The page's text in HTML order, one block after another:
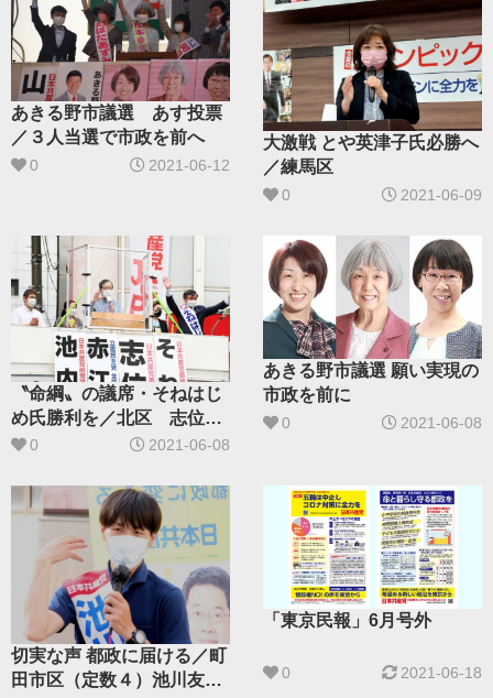
あきる野市議選 あす投票
／３人当選で市政を前へ
0 2021-06-12
大激戦 とや英津子氏必勝へ
／練馬区
0 2021-06-09
〝命綱〟の議席・そねはじ
め氏勝利を／北区 志位委
員長が訴え
0 2021-06-08
あきる野市議選 願い実現の
市政を前に
0 2021-06-08
切実な声 都政に届ける／町
田市区（定数４）池川友一
「東京民報」6月号外
0 2021-06-18